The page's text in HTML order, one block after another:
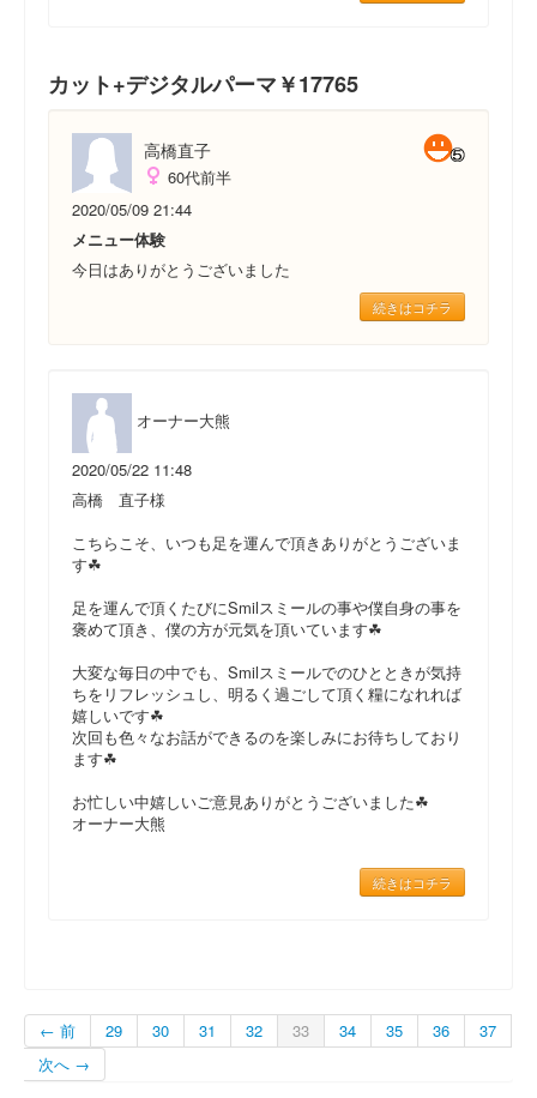
カット+デジタルパーマ￥17765
高橋直子
60代前半
2020/05/09 21:44
メニュー体験
今日はありがとうございました
続きはコチラ
オーナー大熊
2020/05/22 11:48
高橋 直子様
こちらこそ、いつも足を運んで頂きありがとうございま
す☘
足を運んで頂くたびにSmilスミールの事や僕自身の事を
褒めて頂き、僕の方が元気を頂いています☘
大変な毎日の中でも、Smilスミールでのひとときが気持
ちをリフレッシュし、明るく過ごして頂く糧になれれば
嬉しいです☘
次回も色々なお話ができるのを楽しみにお待ちしており
ます☘
お忙しい中嬉しいご意見ありがとうございました☘
オーナー大熊
続きはコチラ
← 前 29 30 31 32 33 34 35 36
37
次へ →